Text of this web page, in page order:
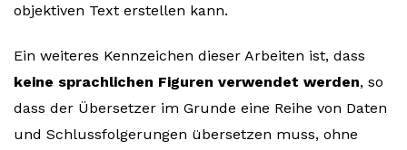
objektiven Text erstellen kann.
Ein weiteres Kennzeichen dieser Arbeiten ist, dass
keine sprachlichen Figuren verwendet werden, so
dass der Übersetzer im Grunde eine Reihe von Daten
und Schlussfolgerungen übersetzen muss, ohne